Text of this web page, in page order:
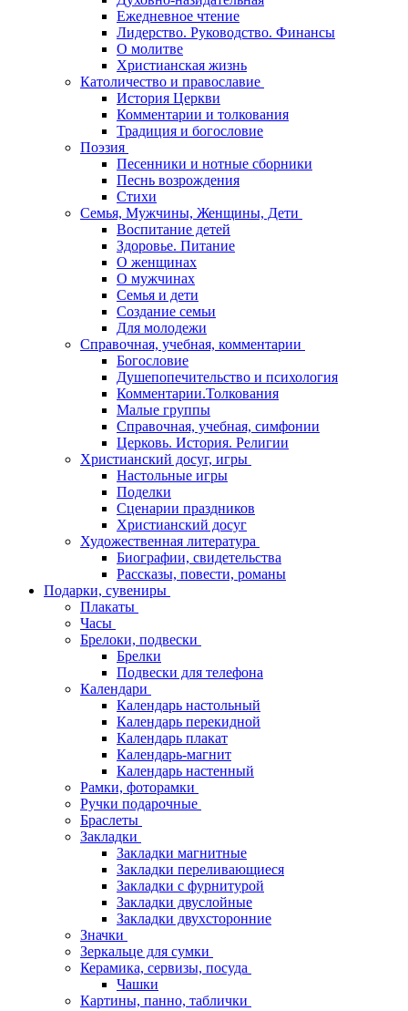
Ежедневное чтение
Лидерство. Руководство. Финансы
О молитве
Христианская жизнь
Католичество и православие
История Церкви
Комментарии и толкования
Традиция и богословие
Поэзия
Песенники и нотные сборники
Песнь возрождения
Стихи
Семья, Мужчины, Женщины, Дети
Воспитание детей
Здоровье. Питание
О женщинах
О мужчинах
Семья и дети
Создание семьи
Для молодежи
Справочная, учебная, комментарии
Богословие
Душепопечительство и психология
Комментарии.Толкования
Малые группы
Справочная, учебная, симфонии
Церковь. История. Религии
Христианский досуг, игры
Настольные игры
Поделки
Сценарии праздников
Христианский досуг
Художественная литература
Биографии, свидетельства
Рассказы, повести, романы
Подарки, сувениры
Плакаты
Часы
Брелоки, подвески
Брелки
Подвески для телефона
Календари
Календарь настольный
Календарь перекидной
Календарь плакат
Календарь-магнит
Календарь настенный
Рамки, фоторамки
Ручки подарочные
Браслеты
Закладки
Закладки магнитные
Закладки переливающиеся
Закладки с фурнитурой
Закладки двуслойные
Закладки двухсторонние
Значки
Зеркальце для сумки
Керамика, сервизы, посуда
Чашки
Картины, панно, таблички